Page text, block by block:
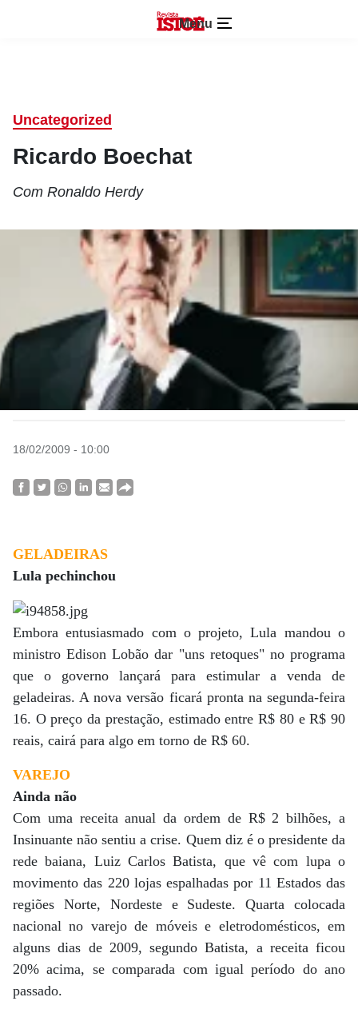
Menu
Uncategorized
Ricardo Boechat
Com Ronaldo Herdy
18/02/2009 - 10:00
GELADEIRAS
Lula pechinchou
Embora entusiasmado com o projeto, Lula mandou o
ministro Edison Lobão dar "uns retoques" no programa
que o governo lançará para estimular a venda de
geladeiras. A nova versão ficará pronta na segunda-feira
16. O preço da prestação, estimado entre R$ 80 e R$ 90
reais, cairá para algo em torno de R$ 60.
VAREJO
Ainda não
Com uma receita anual da ordem de R$ 2 bilhões, a
Insinuante não sentiu a crise. Quem diz é o presidente da
rede baiana, Luiz Carlos Batista, que vê com lupa o
movimento das 220 lojas espalhadas por 11 Estados das
regiões Norte, Nordeste e Sudeste. Quarta colocada
nacional no varejo de móveis e eletrodomésticos, em
alguns dias de 2009, segundo Batista, a receita ficou
20% acima, se comparada com igual período do ano
passado.